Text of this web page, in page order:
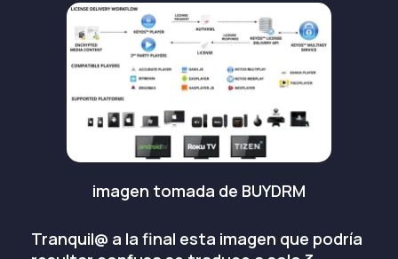
imagen tomada de BUYDRM
Tranquil@ a la final esta imagen que podría